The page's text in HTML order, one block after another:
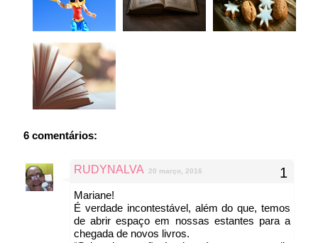
6 comentários:
RUDYNALVA 20 março, 2016
Mariane!
É verdade incontestável, além do que, temos
de abrir espaço em nossas estantes para a
chegada de novos livros.